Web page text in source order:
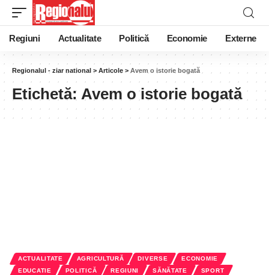
Regiuni Actualitate Politică Economie Externe
Regionalul - ziar national > Articole > Avem o istorie bogată
Etichetă: Avem o istorie bogată
ACTUALITATE AGRICULTURĂ DIVERSE
ECONOMIE
EDUCATIE
POLITICĂ REGIUNI SĂNĂTATE
SPORT